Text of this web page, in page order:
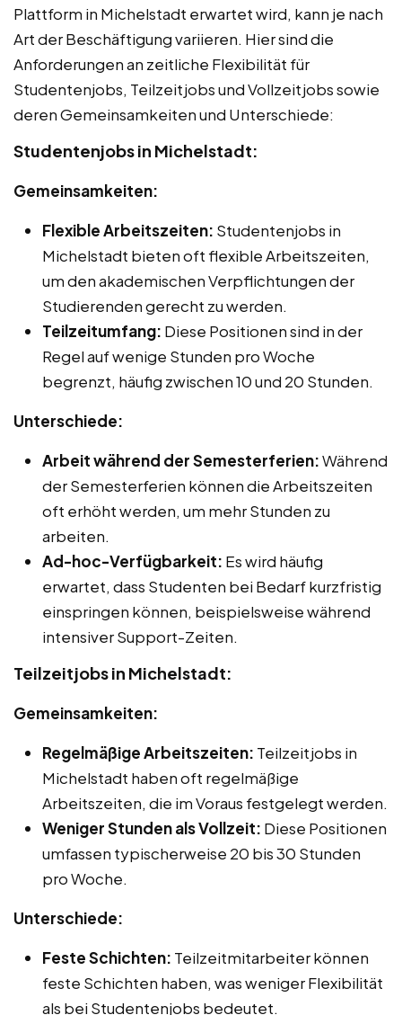
Plattform in Michelstadt erwartet wird, kann je nach
Art der Beschäftigung variieren. Hier sind die
Anforderungen an zeitliche Flexibilität für
Studentenjobs, Teilzeitjobs und Vollzeitjobs sowie
deren Gemeinsamkeiten und Unterschiede:
Studentenjobs in Michelstadt:
Gemeinsamkeiten:
Flexible Arbeitszeiten: Studentenjobs in
Michelstadt bieten oft flexible Arbeitszeiten,
um den akademischen Verpflichtungen der
Studierenden gerecht zu werden.
Teilzeitumfang: Diese Positionen sind in der
Regel auf wenige Stunden pro Woche
begrenzt, häufig zwischen 10 und 20 Stunden.
Unterschiede:
Arbeit während der Semesterferien:Während
der Semesterferien können die Arbeitszeiten
oft erhöht werden, um mehr Stunden zu
arbeiten.
Ad-hoc-Verfügbarkeit: Es wird häufig
erwartet, dass Studenten bei Bedarf kurzfristig
einspringen können, beispielsweise während
intensiver Support-Zeiten.
Teilzeitjobs in Michelstadt:
Gemeinsamkeiten:
Regelmäßige Arbeitszeiten: Teilzeitjobs in
Michelstadt haben oft regelmäßige
Arbeitszeiten, die im Voraus festgelegt werden.
Weniger Stunden als Vollzeit: Diese Positionen
umfassen typischerweise 20 bis 30 Stunden
pro Woche.
Unterschiede:
Feste Schichten: Teilzeitmitarbeiter können
feste Schichten haben, was weniger Flexibilität
als bei Studentenjobs bedeutet.